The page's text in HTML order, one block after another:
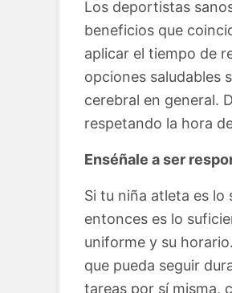
Los deportistas
beneficios que
aplicar el tiempo de
opciones saludables
cerebral en general.
respetando la hora
Enséñale a ser
Si tu niña atleta es
entonces es lo
uniforme y su
que pueda seguir
tareas por sí misma,